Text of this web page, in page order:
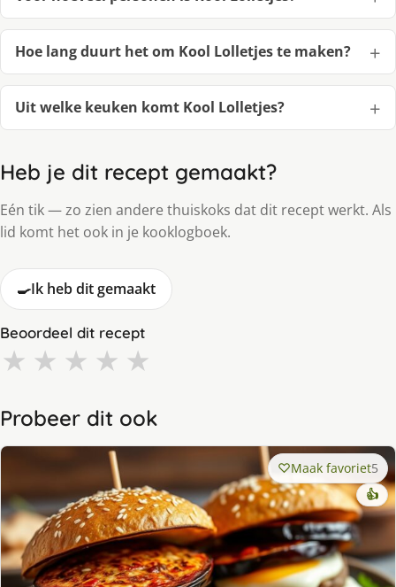
Hoe lang duurt het om Kool Lolletjes te maken?
Uit welke keuken komt Kool Lolletjes?
Heb je dit recept gemaakt?
Eén tik — zo zien andere thuiskoks dat dit recept werkt. Als
lid komt het ook in je kooklogboek.
🍳Ik heb dit gemaakt
Beoordeel dit recept
★ ★ ★ ★ ★
Probeer dit ook
Maak favoriet5
👍